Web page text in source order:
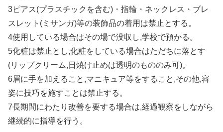
3ピアス(プラスチックを含む)・指輪・ネックレス・ブレ
スレット(ミサンガ)等の装飾品の着用は禁止とする。
4使用している場合はその場で没収し,学校で預かる。
5化粧は禁止とし,化粧をしている場合はただちに落とす
(リップクリーム,日焼け止めは透明のもののみ可)。
6眉に手を加えること,マニキュア等をすること,その他,容
姿に技巧を施すことは禁止する。
7長期間にわたり改善を要する場合は,経過観察をしながら
継続的に指導を行う。